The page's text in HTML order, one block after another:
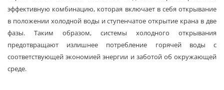
эффективную комбинацию, которая включает в себя открывание
в положении холодной воды и ступенчатое открытие крана в две
фазы. Таким образом, системы холодного открывания
предотвращают излишнее потребление горячей воды с
соответствующей экономией энергии и заботой об окружающей
среде.